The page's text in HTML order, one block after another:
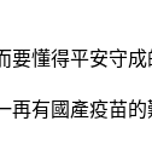
懂得平安守成
有國產疫苗